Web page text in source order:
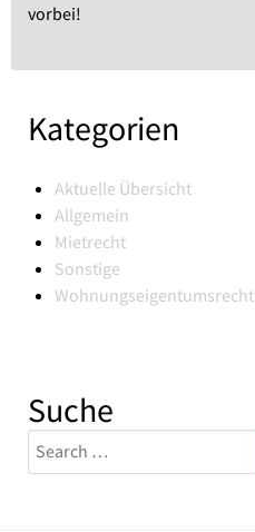
vorbei!
Kategorien
Aktuelle Übersicht
Allgemein
Mietrecht
Sonstige
Wohnungseigentumsrecht
Suche
Search
for: